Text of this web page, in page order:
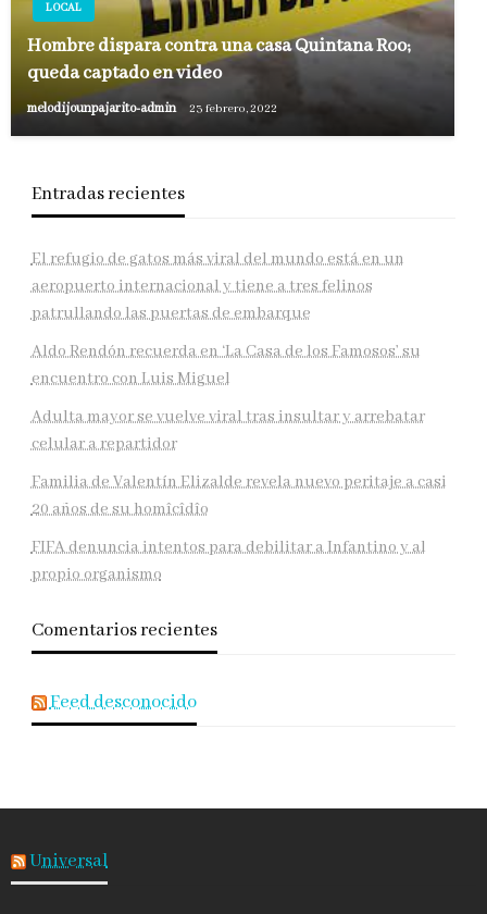
LOCAL
Hombre dispara contra una casa Quintana Roo;
queda captado en video
melodijounpajarito-admin 23 febrero, 2022
Entradas recientes
El refugio de gatos más viral del mundo está en un
aeropuerto internacional y tiene a tres felinos
patrullando las puertas de embarque
Aldo Rendón recuerda en ‘La Casa de los Famosos’ su
encuentro con Luis Miguel
Adulta mayor se vuelve viral tras insultar y arrebatar
celular a repartidor
Familia de Valentín Elizalde revela nuevo peritaje a casi
20 años de su homîcîdîo
FIFA denuncia intentos para debilitar a Infantino y al
propio organismo
Comentarios recientes
Feed desconocido
Universal